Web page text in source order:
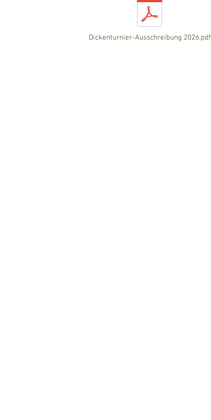
Dickenturnier-Ausschreibung 2026.pdf